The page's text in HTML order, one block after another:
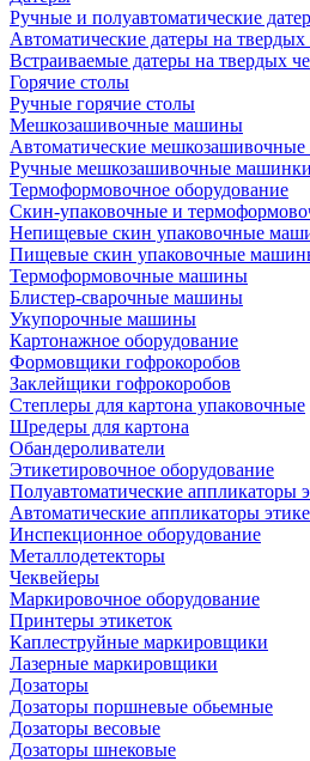
Ручные и полуавтоматические
Автоматические датеры на твердых
Встраиваемые датеры на твердых
Горячие столы
Ручные горячие столы
Мешкозашивочные машины
Автоматические
Ручные мешкозашивочные машинки
Термоформовочное оборудование
Скин-упаковочные и
Непищевые скин упаковочные
Пищевые скин упаковочные
Термоформовочные машины
Блистер-сварочные машины
Укупорочные машины
Картонажное оборудование
Формовщики гофрокоробов
Заклейщики гофрокоробов
Степлеры для картона упаковочные
Шредеры для картона
Обандероливатели
Этикетировочное оборудование
Полуавтоматические аппликаторы
Автоматические аппликаторы
Инспекционное оборудование
Металлодетекторы
Чеквейеры
Маркировочное оборудование
Принтеры этикеток
Каплеструйные маркировщики
Лазерные маркировщики
Дозаторы
Дозаторы поршневые обьемные
Дозаторы весовые
Дозаторы шнековые